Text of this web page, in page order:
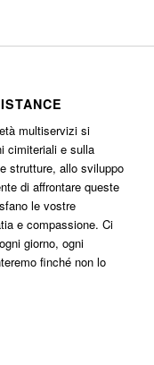
multiservizi si
cimiteriali e sulla
strutture, allo sviluppo
di affrontare queste
le vostre
e compassione. Ci
giorno, ogni
finché non lo